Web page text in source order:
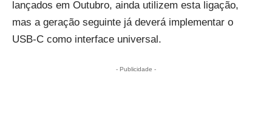
lançados em Outubro, ainda utilizem esta ligação,
mas a geração seguinte já deverá implementar o
USB-C como interface universal.
- Publicidade -